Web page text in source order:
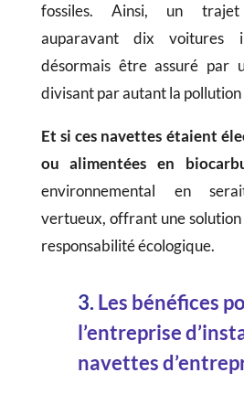
fossiles. Ainsi, un
auparavant dix voitures
désormais être assuré par
divisant par autant la
Et si ces navettes étaient
ou alimentées en
environnemental en
vertueux, offrant une
responsabilité écologique.
3. Les bénéfices
l’entreprise
navettes